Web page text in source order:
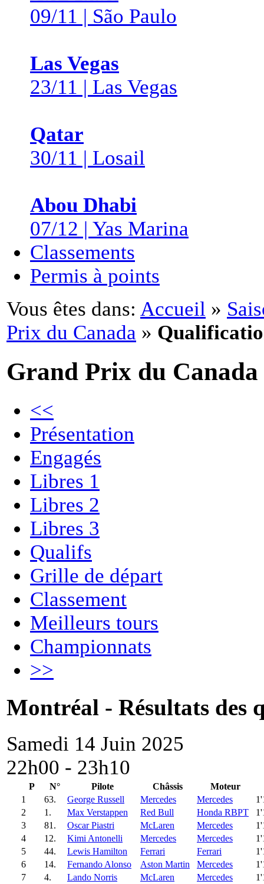
09/11 | São Paulo
Las Vegas
23/11 | Las Vegas
Qatar
30/11 | Losail
Abou Dhabi
07/12 | Yas Marina
Classements
Permis à points
Vous êtes dans: Accueil »
Prix du Canada »
Grand Prix du Canada
<<
Présentation
Engagés
Libres 1
Libres 2
Libres 3
Qualifs
Grille de départ
Classement
Meilleurs tours
Championnats
>>
Montréal - Résultats des
Samedi 14 Juin 2025
22h00 - 23h10
P N° Pilote Châssis
Moteur
1
63. George Russell Mercedes Mercedes
2
1. Max Verstappen Red Bull Honda RBPT
3
81. Oscar Piastri McLaren Mercedes
4
12. Kimi Antonelli Mercedes Mercedes
5
44. Lewis Hamilton Ferrari Ferrari
6
14. Fernando Alonso Aston Martin Mercedes
7
4. Lando Norris McLaren Mercedes